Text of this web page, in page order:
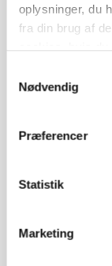
oplysninger, du
fra din brug af
Nødvendig
Præferencer
Statistik
Marketing
dræn/
Anlæg